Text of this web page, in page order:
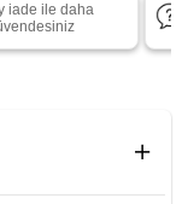
iade ile daha